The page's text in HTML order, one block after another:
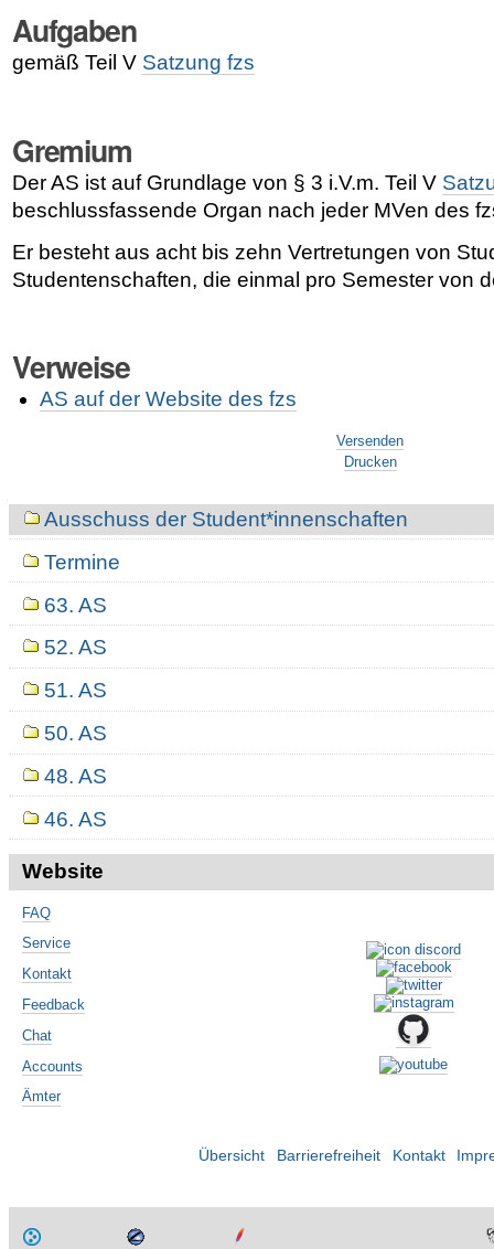
Aufgaben
gemäß Teil V Satzung fzs
Gremium
Der AS ist auf Grundlage von § 3 i.V.m. Teil V
beschlussfassende Organ nach jeder MVen des
Er besteht aus acht bis zehn Vertretungen von
Studentenschaften, die einmal pro Semester von
Verweise
AS auf der Website des fzs
Versenden
Drucken
NavigationAusschuss der Student*innenschaften
Termine
63. AS
52. AS
51. AS
50. AS
48. AS
46. AS
Website
FAQ
Service
Kontakt
Feedback
Chat
Accounts
Ämter
Übersicht Barrierefreiheit Kontakt